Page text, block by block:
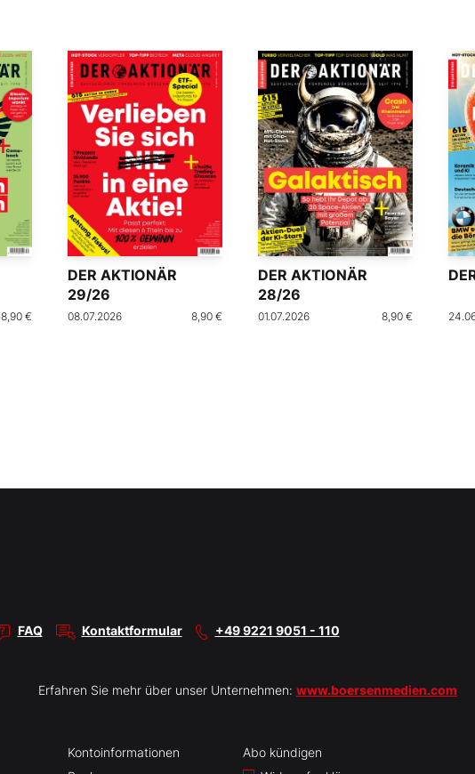
8,90 €
DER AKTIONÄR
29/26
08.07.2026 8,90 €
DER AKTIONÄR
28/26
01.07.2026 8,90 €
FAQ Kontaktformular +49 9221 9051 - 110
Erfahren Sie mehr über unser Unternehmen: www.boersenmedien.com
Kontoinformationen
Abo kündigen